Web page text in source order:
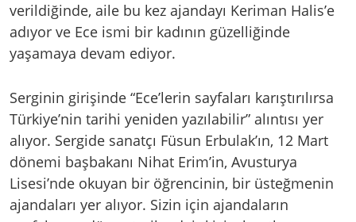
verildiğinde, aile bu kez ajandayı Keriman Halis’e
adıyor ve Ece ismi bir kadının güzelliğinde
yaşamaya devam ediyor.
Serginin girişinde “Ece’lerin sayfaları karıştırılırsa
Türkiye’nin tarihi yeniden yazılabilir” alıntısı yer
alıyor. Sergide sanatçı Füsun Erbulak’ın, 12 Mart
dönemi başbakanı Nihat Erim’in, Avusturya
Lisesi’nde okuyan bir öğrencinin, bir üsteğmenin
ajandaları yer alıyor. Sizin için ajandaların